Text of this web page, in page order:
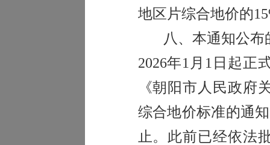
地区片综合地价的
八、本通知公布
2026年1月1日起正
《朝阳市人民政府
综合地价标准的通
止。此前已经依法